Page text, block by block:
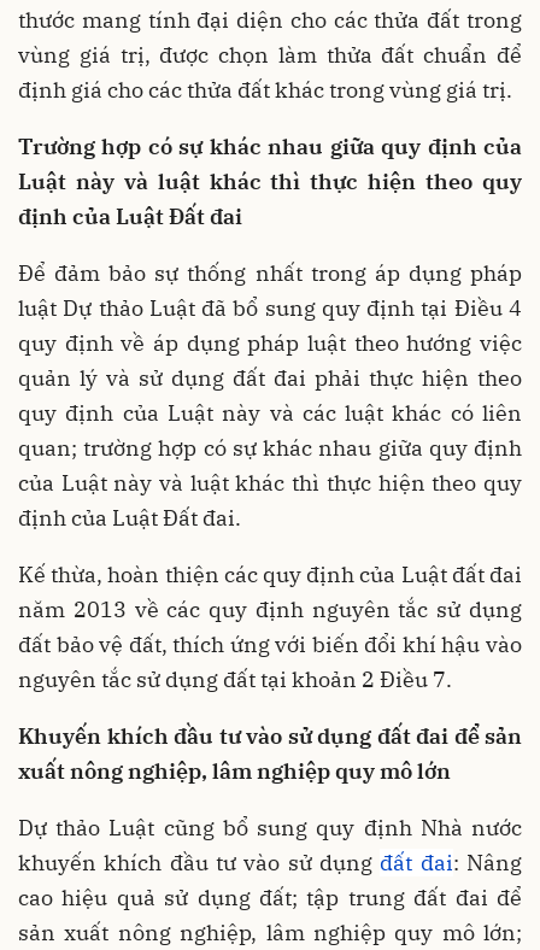
thước mang tính đại diện cho các thửa đất trong
vùng giá trị, được chọn làm thửa đất chuẩn để
định giá cho các thửa đất khác trong vùng giá trị.
Trường hợp có sự khác nhau giữa quy định của
Luật này và luật khác thì thực hiện theo quy
định của Luật Đất đai
Để đảm bảo sự thống nhất trong áp dụng pháp
luật Dự thảo Luật đã bổ sung quy định tại Điều 4
quy định về áp dụng pháp luật theo hướng việc
quản lý và sử dụng đất đai phải thực hiện theo
quy định của Luật này và các luật khác có liên
quan; trường hợp có sự khác nhau giữa quy định
của Luật này và luật khác thì thực hiện theo quy
định của Luật Đất đai.
Kế thừa, hoàn thiện các quy định của Luật đất đai
năm 2013 về các quy định nguyên tắc sử dụng
đất bảo vệ đất, thích ứng với biến đổi khí hậu vào
nguyên tắc sử dụng đất tại khoản 2 Điều 7.
Khuyến khích đầu tư vào sử dụng đất đai để sản
xuất nông nghiệp, lâm nghiệp quy mô lớn
Dự thảo Luật cũng bổ sung quy định Nhà nước
khuyến khích đầu tư vào sử dụng đất đai: Nâng
cao hiệu quả sử dụng đất; tập trung đất đai để
sản xuất nông nghiệp, lâm nghiệp quy mô lớn;